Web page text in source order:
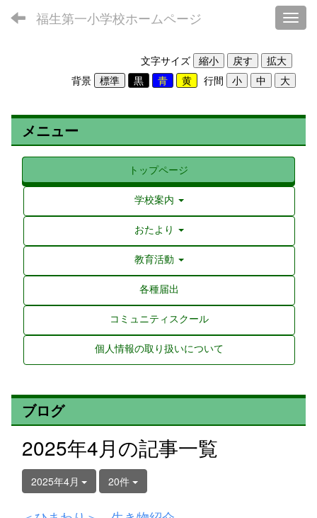
福生第一小学校ホームページ
文字サイズ
背景
行間
メニュー
トップページ
学校案内
おたより
教育活動
各種届出
コミュニティスクール
個人情報の取り扱いについて
ブログ
2025年4月の記事一覧
2025年4月 20件